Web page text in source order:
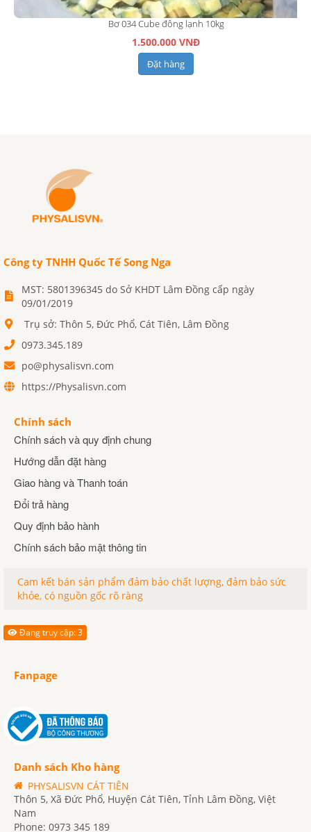
Bơ 034 Cube đông lạnh 10kg
1.500.000 VNĐ
Đặt hàng
Công ty TNHH Quốc Tế Song Nga
MST: 5801396345 do Sở KHDT Lâm Đồng cấp ngày
09/01/2019
Trụ sở: Thôn 5, Đức Phổ, Cát Tiên, Lâm Đồng
0973.345.189
po@physalisvn.com
https://Physalisvn.com
Chính sách
Chính sách và quy định chung
Hướng dẫn đặt hàng
Giao hàng và Thanh toán
Đổi trả hàng
Quy định bảo hành
Chính sách bảo mật thông tin
Cam kết bán sản phẩm đảm bảo chất lượng, đảm bảo sức
khỏe, có nguồn gốc rõ ràng
Đang truy cập: 3
Fanpage
Danh sách Kho hàng
PHYSALISVN CÁT TIÊN
Thôn 5, Xã Đức Phổ, Huyện Cát Tiên, Tỉnh Lâm Đồng, Việt
Nam
Phone: 0973 345 189